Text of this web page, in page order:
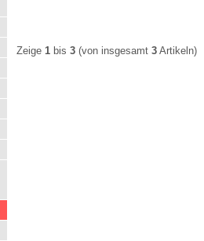
Zeige 1 bis 3 (von insgesamt 3 Artikeln)